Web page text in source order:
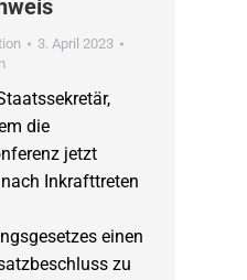
3. April 2023
die
jetzt
Inkrafttreten
einen
zu